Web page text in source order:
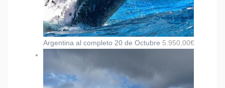
Argentina al completo 20 de Octubre 5.950,00€